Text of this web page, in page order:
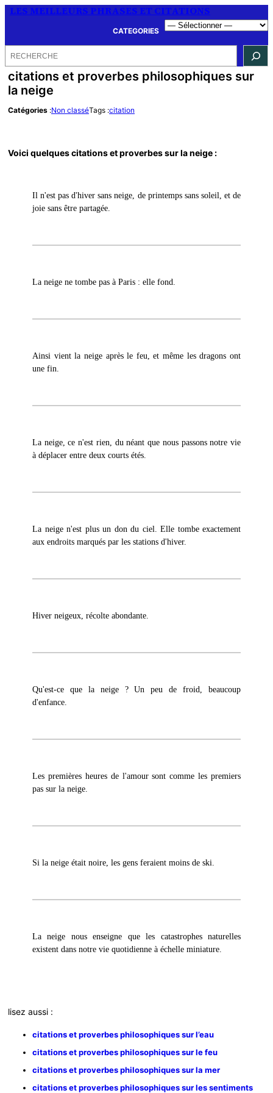
LES MEILLEURS PHRASES ET CITATIONS
CATEGORIES
citations et proverbes philosophiques sur
la neige
Catégories :Non classéTags :citation
Voici quelques citations et proverbes sur la neige :
Il n'est pas d'hiver sans neige, de printemps sans soleil, et de
joie sans être partagée.
La neige ne tombe pas à Paris : elle fond.
Ainsi vient la neige après le feu, et même les dragons ont
une fin.
La neige, ce n'est rien, du néant que nous passons notre vie
à déplacer entre deux courts étés.
La neige n'est plus un don du ciel. Elle tombe exactement
aux endroits marqués par les stations d'hiver.
Hiver neigeux, récolte abondante.
Qu'est-ce que la neige ? Un peu de froid, beaucoup
d'enfance.
Les premières heures de l'amour sont comme les premiers
pas sur la neige.
Si la neige était noire, les gens feraient moins de ski.
La neige nous enseigne que les catastrophes naturelles
existent dans notre vie quotidienne à échelle miniature.
lisez aussi :
citations et proverbes philosophiques sur l’eau
citations et proverbes philosophiques sur le feu
citations et proverbes philosophiques sur la mer
citations et proverbes philosophiques sur les sentiments